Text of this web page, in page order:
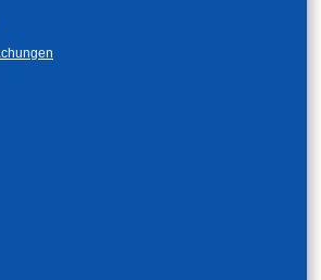
Informationen: Einrichtungen